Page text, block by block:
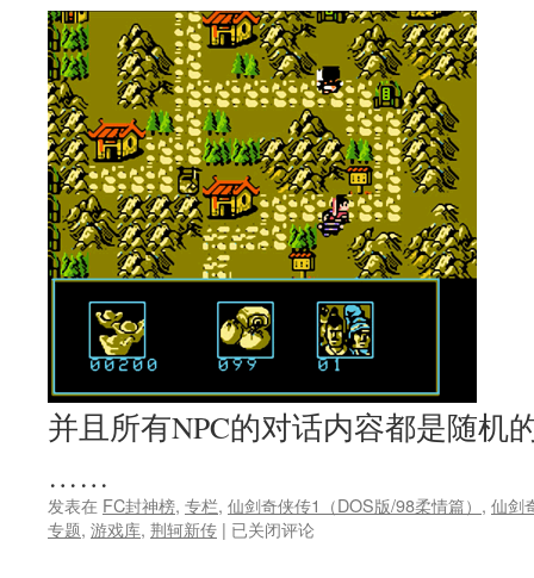
并且所有NPC的对话内容都是随机
……
发表在 FC封神榜, 专栏, 仙剑奇侠传1（DOS版/98柔情篇） , 仙剑
专题, 游戏库, 荆轲新传 | 国
已关闭评论